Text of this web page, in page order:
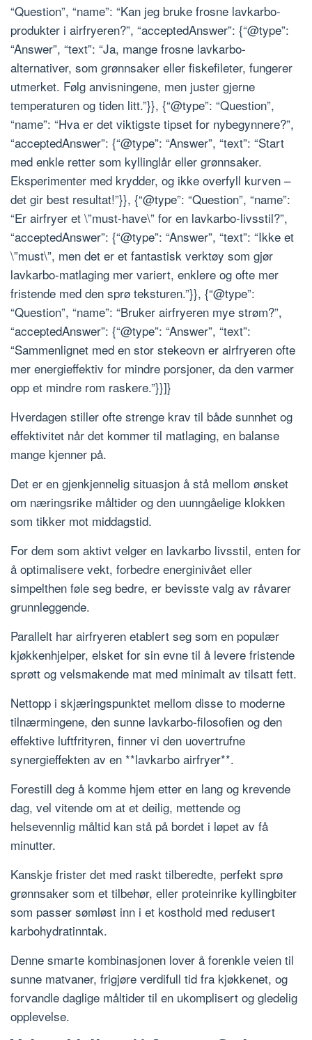
“Question”, “name”: “Kan jeg bruke frosne lavkarbo-
produkter i airfryeren?”, “acceptedAnswer”: {“@type”:
“Answer”, “text”: “Ja, mange frosne lavkarbo-
alternativer, som grønnsaker eller fiskefileter, fungerer
utmerket. Følg anvisningene, men juster gjerne
temperaturen og tiden litt.”}}, {“@type”: “Question”,
“name”: “Hva er det viktigste tipset for nybegynnere?”,
“acceptedAnswer”: {“@type”: “Answer”, “text”: “Start
med enkle retter som kyllinglår eller grønnsaker.
Eksperimenter med krydder, og ikke overfyll kurven –
det gir best resultat!”}}, {“@type”: “Question”, “name”:
“Er airfryer et \”must-have\” for en lavkarbo-livsstil?”,
“acceptedAnswer”: {“@type”: “Answer”, “text”: “Ikke et
\”must\”, men det er et fantastisk verktøy som gjør
lavkarbo-matlaging mer variert, enklere og ofte mer
fristende med den sprø teksturen.”}}, {“@type”:
“Question”, “name”: “Bruker airfryeren mye strøm?”,
“acceptedAnswer”: {“@type”: “Answer”, “text”:
“Sammenlignet med en stor stekeovn er airfryeren ofte
mer energieffektiv for mindre porsjoner, da den varmer
opp et mindre rom raskere.”}}]}
Hverdagen stiller ofte strenge krav til både sunnhet og
effektivitet når det kommer til matlaging, en balanse
mange kjenner på.
Det er en gjenkjennelig situasjon å stå mellom ønsket
om næringsrike måltider og den uunngåelige klokken
som tikker mot middagstid.
For dem som aktivt velger en lavkarbo livsstil, enten for
å optimalisere vekt, forbedre energinivået eller
simpelthen føle seg bedre, er bevisste valg av råvarer
grunnleggende.
Parallelt har airfryeren etablert seg som en populær
kjøkkenhjelper, elsket for sin evne til å levere fristende
sprøtt og velsmakende mat med minimalt av tilsatt fett.
Nettopp i skjæringspunktet mellom disse to moderne
tilnærmingene, den sunne lavkarbo-filosofien og den
effektive luftfrityren, finner vi den uovertrufne
synergieffekten av en **lavkarbo airfryer**.
Forestill deg å komme hjem etter en lang og krevende
dag, vel vitende om at et deilig, mettende og
helsevennlig måltid kan stå på bordet i løpet av få
minutter.
Kanskje frister det med raskt tilberedte, perfekt sprø
grønnsaker som et tilbehør, eller proteinrike kyllingbiter
som passer sømløst inn i et kosthold med redusert
karbohydratinntak.
Denne smarte kombinasjonen lover å forenkle veien til
sunne matvaner, frigjøre verdifull tid fra kjøkkenet, og
forvandle daglige måltider til en ukomplisert og gledelig
opplevelse.